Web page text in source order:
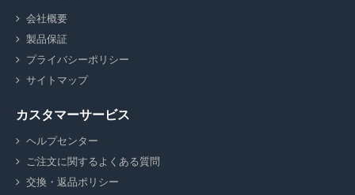
会社概要
製品保証
プライバシーポリシー
サイトマップ
カスタマーサービス
ヘルプセンター
ご注文に関するよくある質問
交換・返品ポリシー